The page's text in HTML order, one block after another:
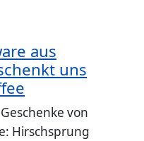
aus
uns
von
Hirschsprung